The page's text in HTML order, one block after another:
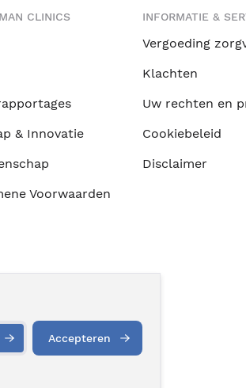
Accepteren
CLINICS
& Innovatie
Voorwaarden
INFORMATIE &
Vergoeding
Klachten
Uw rechten en
Cookiebeleid
Disclaimer